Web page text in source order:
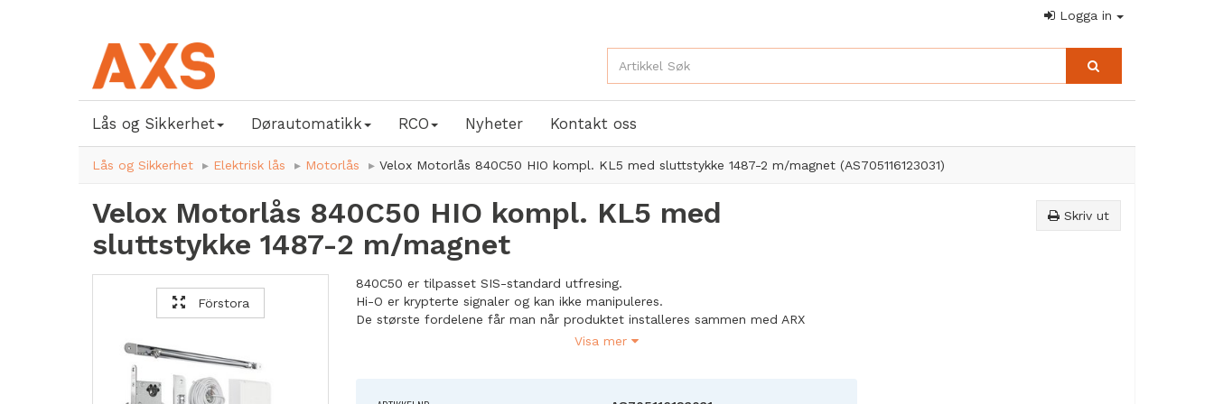
Logga in
Lås og Sikkerhet Dørautomatikk RCO Nyheter Kontakt oss
Lås og Sikkerhet Elektrisk lås Motorlås Velox Motorlås 840C50 HIO kompl. KL5 med sluttstykke 1487-2 m/magnet (AS705116123031)
Velox Motorlås 840C50 HIO kompl. KL5 med
sluttstykke 1487-2 m/magnet
Skriv ut
Förstora
840C50 er tilpasset SIS-standard utfresing.
Hi-O er krypterte signaler og kan ikke manipuleres.
De største fordelene får man når produktet installeres sammen med ARX
Visa mer